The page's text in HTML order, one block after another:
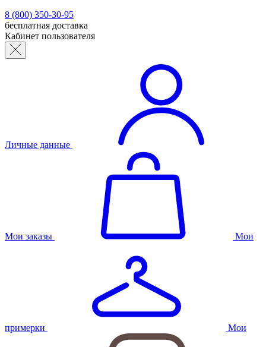
8 (800) 350-30-95
бесплатная доставка
Кабинет пользователя
Личные данные
Мои заказы Мои
примерки Мои